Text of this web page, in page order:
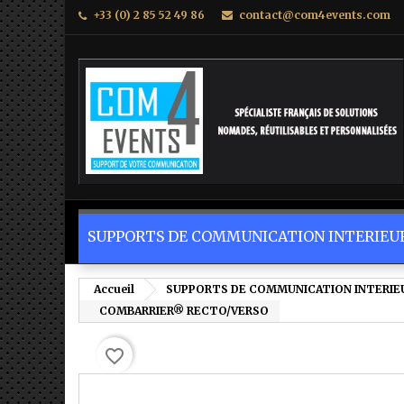
+33 (0) 2 85 52 49 86 contact@com4events.com
SUPPORTS DE COMMUNICATION
Accueil SUPPORTS DE COMMUNICATION
COMBARRIER® RECTO/VERSO
favorite_border